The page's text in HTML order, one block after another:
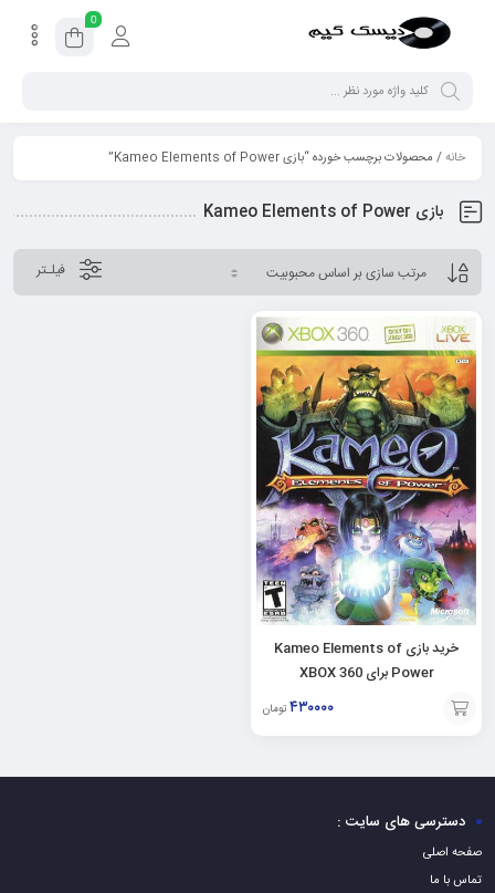
0
خانه/ محصولات برچسب خورده “بازی Kameo Elements of Power”
بازی Kameo Elements of Power
فیلـتر
خرید بازی Kameo Elements of
Power برای XBOX 360
۴۳۰۰۰۰ تومان
افزودن
به
دسترسی های سایت :
صفحه اصلی
تماس با ما